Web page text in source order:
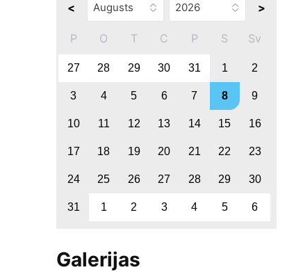
< >
P O T C P S Sv
27 28 29 30 31 1 2
3 4 5 6 7 8 9
10 11 12 13 14 15 16
17 18 19 20 21 22 23
24 25 26 27 28 29 30
31 1 2 3 4 5 6
Galerijas